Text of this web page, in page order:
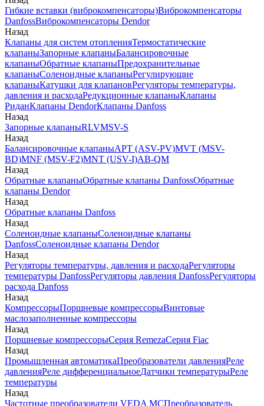
Гибкие вставки (виброкомпенсаторы)Виброкомпенсаторы
DanfossВиброкомпенсаторы Dendor
Назад
Клапаны для систем отопленияТермостатические
клапаныЗапорные клапаныБалансировочные
клапаныОбратные клапаныПредохранительные
клапаныСоленоидные клапаныРегулирующие
клапаныКатушки для клапановРегуляторы температуры,
давления и расходаРедукционные клапаныКлапаны
РиданКлапаны DendorКлапаны Danfoss
Назад
Запорные клапаныRLVMSV-S
Назад
Балансировочные клапаныAPT (ASV-PV)MVT (MSV-
BD)MNF (MSV-F2)MNT (USV-I)AB-QM
Назад
Обратные клапаныОбратные клапаны DanfossОбратные
клапаны Dendor
Назад
Обратные клапаны Danfoss
Назад
Соленоидные клапаныСоленоидные клапаны
DanfossСоленоидные клапаны Dendor
Назад
Регуляторы температуры, давления и расходаРегуляторы
температуры DanfossРегуляторы давления DanfossРегуляторы
расхода Danfoss
Назад
КомпрессорыПоршневые компрессорыВинтовые
маслозаполненные компрессоры
Назад
Поршневые компрессорыСерия RemezaСерия Fiac
Назад
Промышленная автоматикаПреобразователи давленияРеле
давленияРеле дифференциальноеДатчики температурыРеле
температуры
Назад
Частотные преобразователи VEDA MCПреобразователь